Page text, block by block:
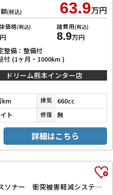
(税込) 63.9万円
価格(税込) 諸費用(税込)
8.9万円
整備：整備付
付 (1ヶ月・1000km )
ドリーム熊本インター店
km 排気 660cc
ト 修復 無
詳細はこちら
L SAIII 純正ナビ クリアランスソナー 衝突被害軽減システム オートマチックハイビーム オートライト アイドリングストップ CVT ESC エアコン パワーウィンドウ